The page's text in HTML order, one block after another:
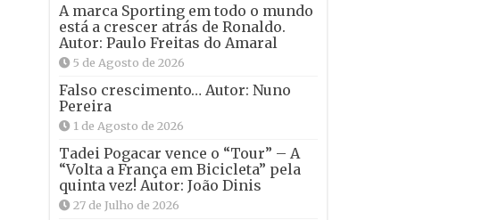
A marca Sporting em todo o mundo
está a crescer atrás de Ronaldo.
Autor: Paulo Freitas do Amaral
5 de Agosto de 2026
Falso crescimento… Autor: Nuno
Pereira
1 de Agosto de 2026
Tadei Pogacar vence o “Tour” – A
“Volta a França em Bicicleta” pela
quinta vez! Autor: João Dinis
27 de Julho de 2026